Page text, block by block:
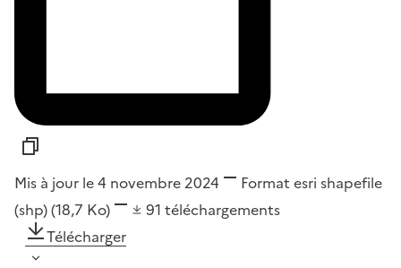
Mis à jour le 4 novembre 2024 Format esri shapefile
(shp)(18,7 Ko) 91 téléchargements
Télécharger